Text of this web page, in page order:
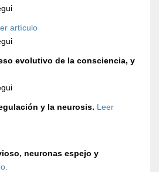
artículo
evolutivo de la consciencia, y
y la neurosis. Leer
neuronas espejo y